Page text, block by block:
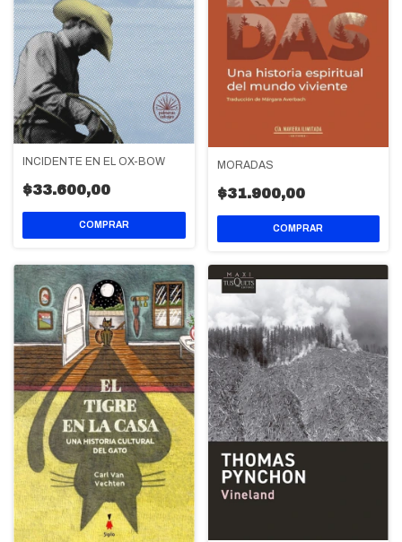
INCIDENTE EN EL OX-BOW
$33.600,00
MORADAS
$31.900,00